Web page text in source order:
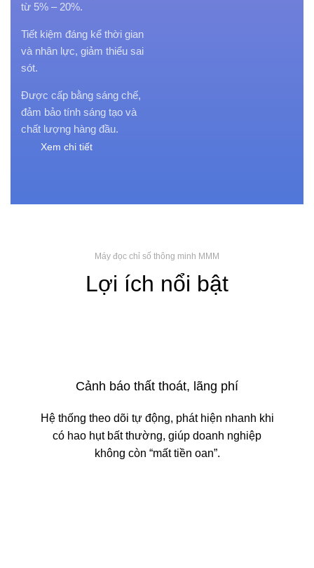
từ 5% – 20%.
Tiết kiệm đáng kể thời gian
và nhân lực, giảm thiểu sai
sót.
Được cấp bằng sáng chế,
đảm bảo tính sáng tạo và
chất lượng hàng đầu.
Xem chi tiết
Máy đọc chỉ số thông minh MMM
Lợi ích nổi bật
Cảnh báo thất thoát, lãng phí
Hệ thống theo dõi tự động, phát hiện nhanh khi
có hao hụt bất thường, giúp doanh nghiệp
không còn “mất tiền oan”.